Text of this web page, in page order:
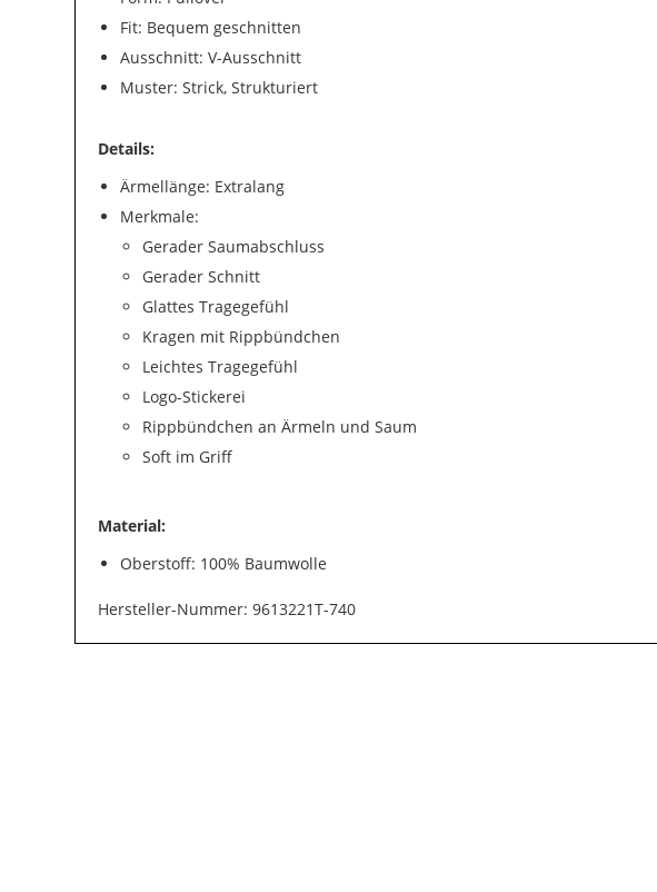
Fit: Bequem geschnitten
Ausschnitt: V-Ausschnitt
Muster: Strick, Strukturiert
Details:
Ärmellänge: Extralang
Merkmale:
Gerader Saumabschluss
Gerader Schnitt
Glattes Tragegefühl
Kragen mit Rippbündchen
Leichtes Tragegefühl
Logo-Stickerei
Rippbündchen an Ärmeln und Saum
Soft im Griff
Material:
Oberstoff: 100% Baumwolle
Hersteller-Nummer: 9613221T-740